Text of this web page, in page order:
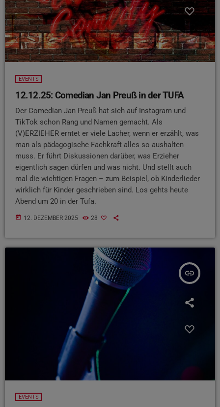
EVENTS
12.12.25: Comedian Jan Preuß in der TUFA
Der Comedian Jan Preuß hat sich auf Instagram und
TikTok schon Rang und Namen gemacht. Als
(V)ERZIEHER erntet er viele Lacher, wenn er erzählt, was
man als pädagogische Fachkraft alles so aushalten
muss. Er führt Diskussionen darüber, was Erzieher
eigentlich sagen dürfen und was nicht. Und stellt auch
mal die wichtigen Fragen – zum Beispiel, ob Kinderlieder
wirklich für Kinder geschrieben sind. Los gehts heute
Abend um 20 in der Tufa.
today 12. DEZEMBER 2025 28
insert_link
EVENTS